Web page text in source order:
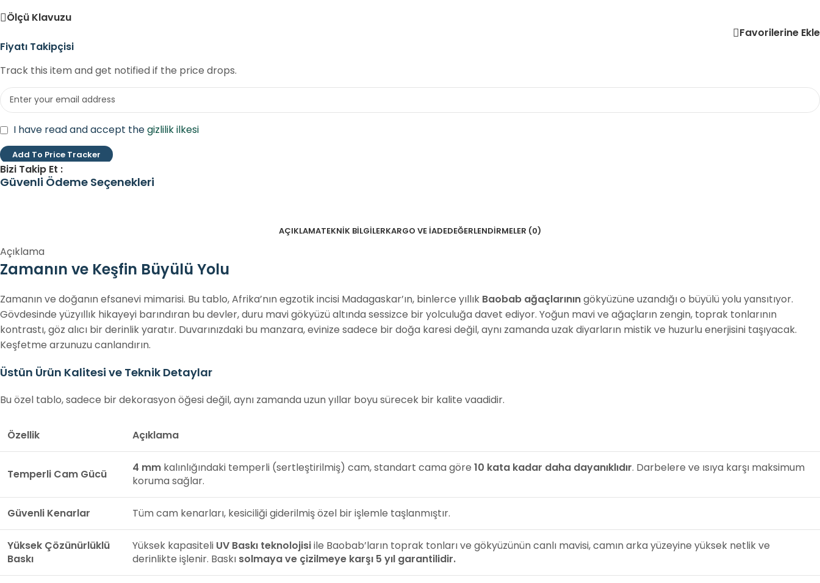
Ölçü Klavuzu
Favorilerine Ekle
Fiyatı Takipçisi
Track this item and get notified if the price drops.
I have read and accept thegizlilik ilkesi
Add To Price Tracker
Bizi Takip Et :
Güvenli Ödeme Seçenekleri
AÇIKLAMATEKNIK BILGILERKARGO VE İADEDEĞERLENDIRMELER (0)
Açıklama
Zamanın ve Keşfin Büyülü Yolu
Zamanın ve doğanın efsanevi mimarisi. Bu tablo, Afrika’nın egzotik incisi Madagaskar’ın, binlerce yıllık Baobab ağaçlarınıngökyüzüne uzandığı o büyülü yolu yansıtıyor.
Gövdesinde yüzyıllık hikayeyi barındıran bu devler, duru mavi gökyüzü altında sessizce bir yolculuğa davet ediyor. Yoğun mavi ve ağaçların zengin, toprak tonlarının
kontrastı, göz alıcı bir derinlik yaratır. Duvarınızdaki bu manzara, evinize sadece bir doğa karesi değil, aynı zamanda uzak diyarların mistik ve huzurlu enerjisini taşıyacak.
Keşfetme arzunuzu canlandırın.
Üstün Ürün Kalitesi ve Teknik Detaylar
Bu özel tablo, sadece bir dekorasyon öğesi değil, aynı zamanda uzun yıllar boyu sürecek bir kalite vaadidir.
Özellik Açıklama
Temperli Cam Gücü 4 mm kalınlığındaki temperli (sertleştirilmiş) cam, standart cama göre 10 kata kadar daha dayanıklıdır. Darbelere ve ısıya karşı maksimum
koruma sağlar.
Güvenli Kenarlar Tüm cam kenarları, kesiciliği giderilmiş özel bir işlemle taşlanmıştır.
Yüksek Çözünürlüklü
Baskı
Yüksek kapasiteli UV Baskı teknolojisiile Baobab’ların toprak tonları ve gökyüzünün canlı mavisi, camın arka yüzeyine yüksek netlik ve
derinlikte işlenir. Baskı solmaya ve çizilmeye karşı 5 yıl garantilidir.